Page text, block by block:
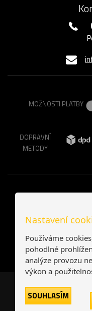
MOŽNOSTI PLATBY
DOPRAVNÍ
METODY
Česká
Nastavení
Používáme
pohodlné
analýze provozu
výkon a
SOUHLASÍM